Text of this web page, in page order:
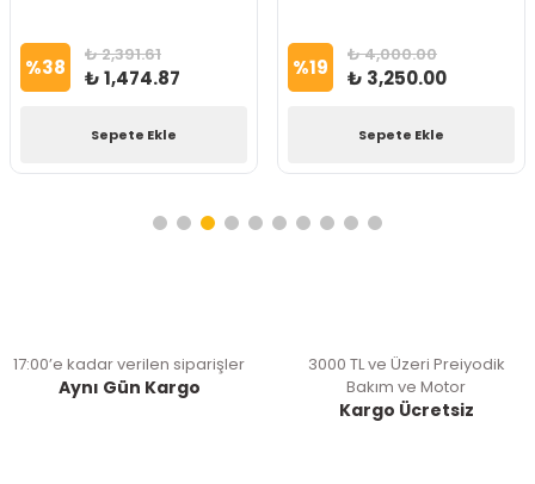
%38 ₺ 2,391.61
₺ 1,474.87
Sepete Ekle
%19 ₺ 4,000.00
₺ 3,250.00
Sepete Ekle
17:00’e kadar verilen siparişler
Aynı Gün Kargo
3000 TL ve Üzeri Preiyodik
Bakım ve Motor
Kargo Ücretsiz